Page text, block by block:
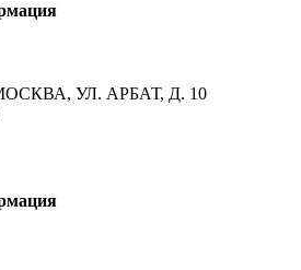
МОСКВА, УЛ. АРБАТ, Д. 10